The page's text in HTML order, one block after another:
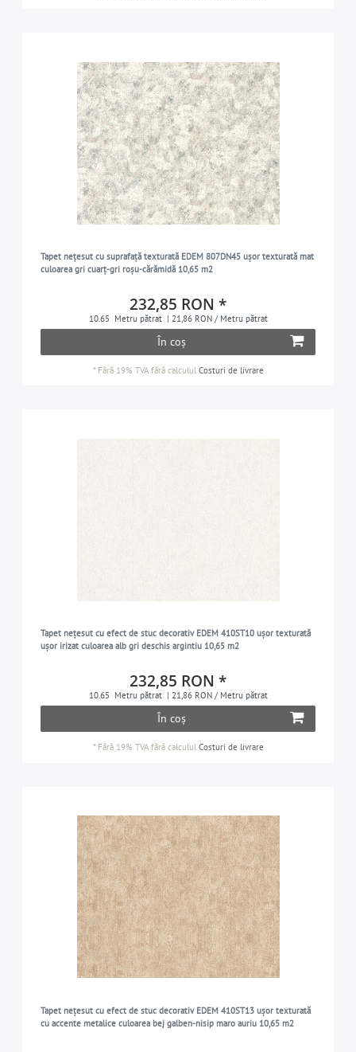
Tapet nețesut cu suprafață texturată EDEM 807DN45 ușor texturată mat
culoarea gri cuarț-gri roșu-cărămidă 10,65 m2
232,85 RON *
10.65 Metru pătrat | 21,86 RON / Metru pătrat
În coș
* Fără 19% TVAfără calculul Costuri de livrare
Tapet nețesut cu efect de stuc decorativ EDEM 410ST10 ușor texturată
ușor irizat culoarea alb gri deschis argintiu 10,65 m2
232,85 RON *
10.65 Metru pătrat | 21,86 RON / Metru pătrat
În coș
* Fără 19% TVAfără calculul Costuri de livrare
Tapet nețesut cu efect de stuc decorativ EDEM 410ST13 ușor texturată
cu accente metalice culoarea bej galben-nisip maro auriu 10,65 m2